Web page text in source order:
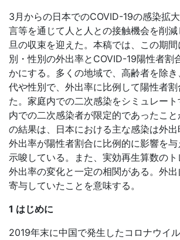
3月からの日本でのCOVID-19の感染拡
言等を通じて人と人との接触機会を削
旦の収束を迎えた。本稿では、この期
別・性別の外出率とCOVID-19陽性者割
かにする。多くの地域で、高齢者を除
代や性別で、外出率に比例して陽性者
た。家庭内での二次感染をシミュレー
内での二次感染者が限定的であったこ
の結果は、日本における主な感染は外出
外出率が陽性者割合に比例的に影響を
示唆している。また、実効再生算数のト
外出率の変化と一定の相関がある。外
寄与していたことを意味する。
1 はじめに
2019年末に中国で発生したコロナウイ